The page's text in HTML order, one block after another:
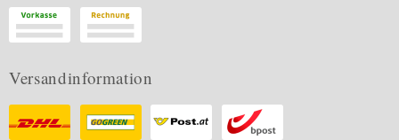
Versandinformation